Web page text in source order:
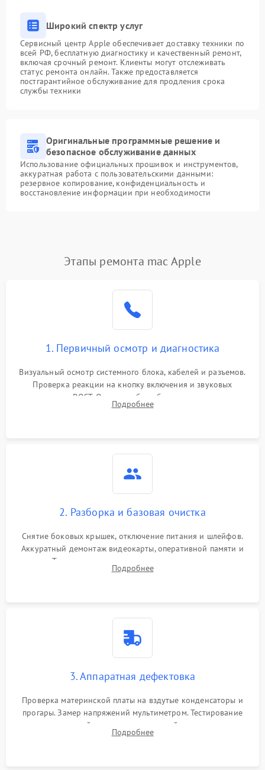
Широкий спектр услуг
Сервисный центр Apple обеспечивает доставку техники по
всей РФ, бесплатную диагностику и качественный ремонт,
включая срочный ремонт. Клиенты могут отслеживать
статус ремонта онлайн. Также предоставляется
постгарантийное обслуживание для продления срока
службы техники
Оригинальные программные решение и
безопасное обслуживание данных
Использование официальных прошивок и инструментов,
аккуратная работа с пользовательскими данными:
резервное копирование, конфиденциальность и
восстановление информации при необходимости
Этапы ремонта mac Apple
1. Первичный осмотр и диагностика
Визуальный осмотр системного блока, кабелей и разъемов.
Проверка реакции на кнопку включения и звуковых
сигналов POST. Оценка работы блока питания для
локализации базовых неисправностей без полного разбора.
Подробнее
2. Разборка и базовая очистка
Снятие боковых крышек, отключение питания и шлейфов.
Аккуратный демонтаж видеокарты, оперативной памяти и
кулеров. Тщательная очистка корпуса и радиаторов от пыли
с помощью сжатого воздуха для предотвращения
Подробнее
3. Аппаратная дефектовка
Проверка материнской платы на вздутые конденсаторы и
прогары. Замер напряжений мультиметром. Тестирование
оперативной памяти и накопителей с помощью
диагностического ПО для выявления сбойных секторов и
Подробнее